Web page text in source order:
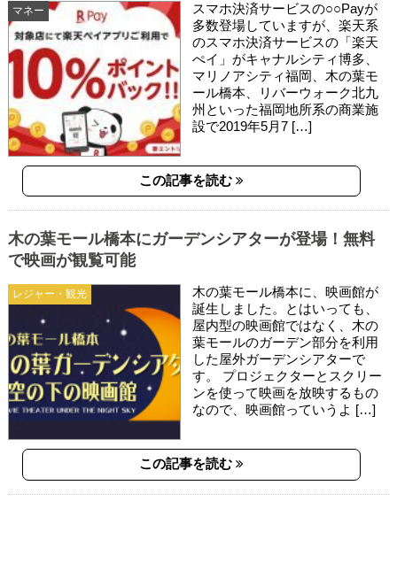
マネー
スマホ決済サービスの○○Payが
多数登場していますが、楽天系
のスマホ決済サービスの「楽天
ぺイ」がキャナルシティ博多、
マリノアシティ福岡、木の葉モ
ール橋本、リバーウォーク北九
州といった福岡地所系の商業施
設で2019年5月7 […]
この記事を読む
レジャー・観光
木の葉モール橋本にガーデンシアターが登場！無料
で映画が観覧可能
木の葉モール橋本に、映画館が
誕生しました。とはいっても、
屋内型の映画館ではなく、木の
葉モールのガーデン部分を利用
した屋外ガーデンシアターで
す。 プロジェクターとスクリー
ンを使って映画を放映するもの
なので、映画館っていうよ […]
この記事を読む